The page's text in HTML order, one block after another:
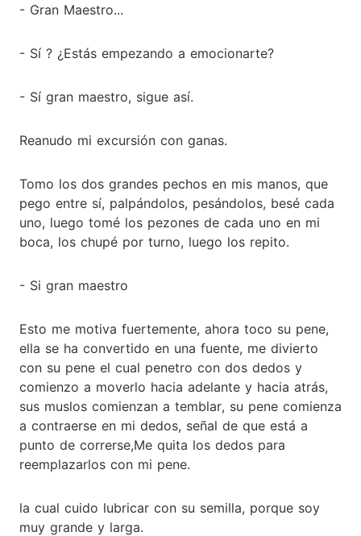
- Gran Maestro...
- Sí ? ¿Estás empezando a emocionarte?
- Sí gran maestro, sigue así.
Reanudo mi excursión con ganas.
Tomo los dos grandes pechos en mis manos, que
pego entre sí, palpándolos, pesándolos, besé cada
uno, luego tomé los pezones de cada uno en mi
boca, los chupé por turno, luego los repito.
- Si gran maestro
Esto me motiva fuertemente, ahora toco su pene,
ella se ha convertido en una fuente, me divierto
con su pene el cual penetro con dos dedos y
comienzo a moverlo hacia adelante y hacia atrás,
sus muslos comienzan a temblar, su pene comienza
a contraerse en mi dedos, señal de que está a
punto de correrse,Me quita los dedos para
reemplazarlos con mi pene.
la cual cuido lubricar con su semilla, porque soy
muy grande y larga.